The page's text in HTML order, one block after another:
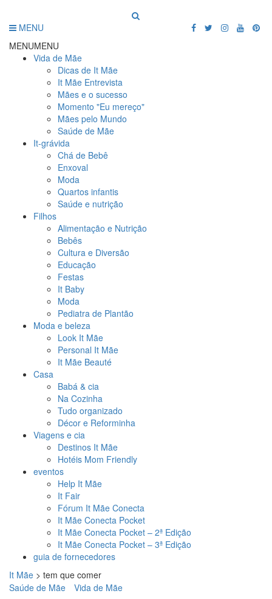
MENU
MENUMENU
Vida de Mãe
Dicas de It Mãe
It Mãe Entrevista
Mães e o sucesso
Momento "Eu mereço"
Mães pelo Mundo
Saúde de Mãe
It-grávida
Chá de Bebê
Enxoval
Moda
Quartos infantis
Saúde e nutrição
Filhos
Alimentação e Nutrição
Bebês
Cultura e Diversão
Educação
Festas
It Baby
Moda
Pediatra de Plantão
Moda e beleza
Look It Mãe
Personal It Mãe
It Mãe Beauté
Casa
Babá & cia
Na Cozinha
Tudo organizado
Décor e Reforminha
Viagens e cia
Destinos It Mãe
Hotéis Mom Friendly
eventos
Help It Mãe
It Fair
Fórum It Mãe Conecta
It Mãe Conecta Pocket
It Mãe Conecta Pocket – 2ª Edição
It Mãe Conecta Pocket – 3ª Edição
guia de fornecedores
It Mãe > tem que comer
Saúde de Mãe
Vida de Mãe